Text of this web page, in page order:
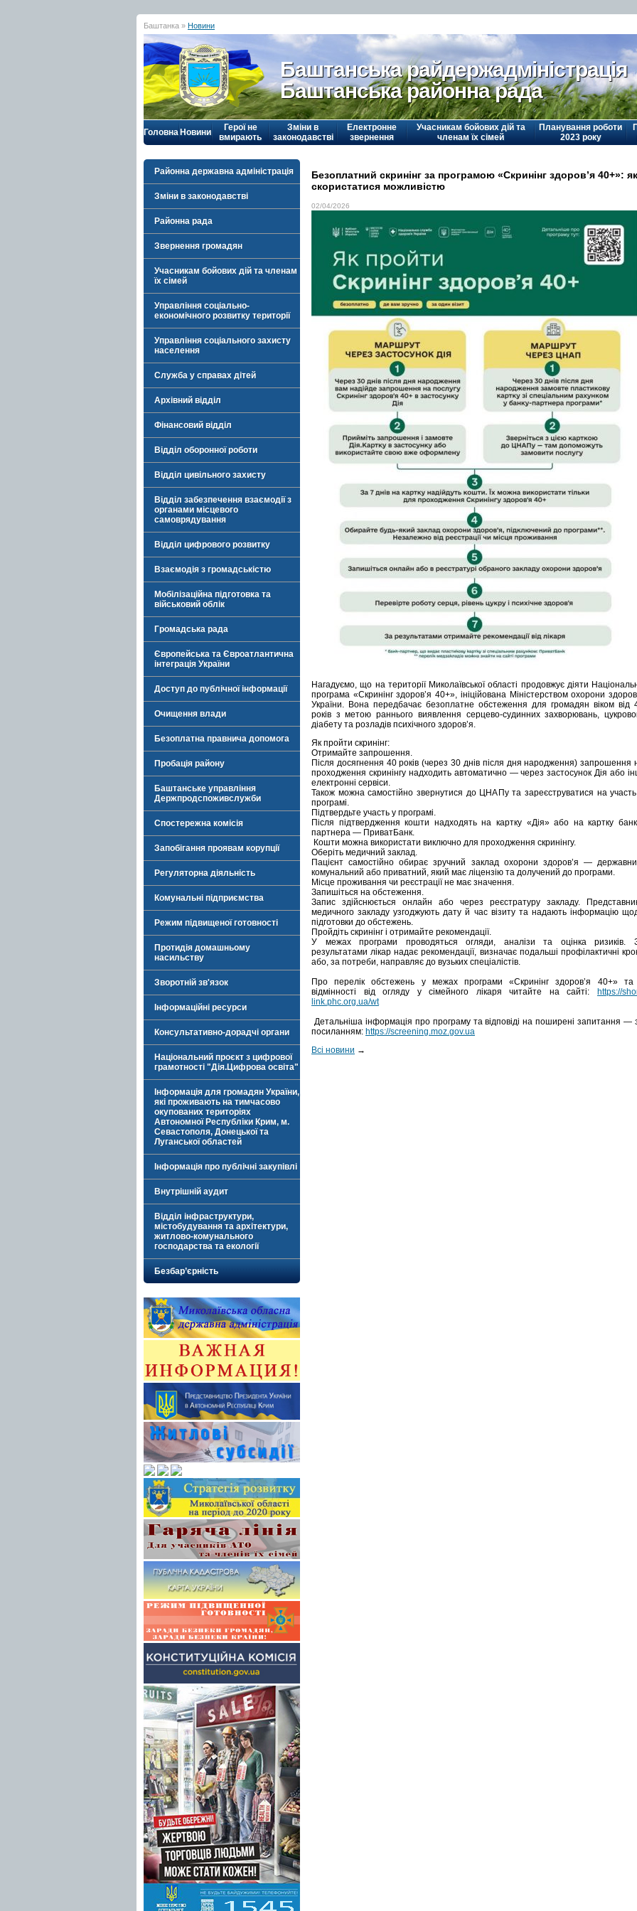
Баштанка » Новини
Баштанська райдержадміністрація
Баштанська районна рада
Головна Новини
Герої не
вмирають
Зміни в
законодавстві
Електронне
звернення
Учасникам бойових дій та
членам їх сімей
Планування роботи
2023 року
Районна державна адміністрація
Зміни в законодавстві
Районна рада
Звернення громадян
Учасникам бойових дій та членам
їх сімей
Управління соціально-
економічного розвитку території
Управління соціального захисту
населення
Служба у справах дітей
Архівний відділ
Фінансовий відділ
Відділ оборонної роботи
Відділ цивільного захисту
Відділ забезпечення взаємодії з
органами місцевого
самоврядування
Відділ цифрового розвитку
Взаємодія з громадськістю
Мобілізаційна підготовка та
військовий облік
Громадська рада
Європейська та Євроатлантична
інтеграція України
Доступ до публічної інформації
Очищення влади
Безоплатна правнича допомога
Пробація району
Баштанське управління
Держпродспоживслужби
Спостережна комісія
Запобігання проявам корупції
Регуляторна діяльність
Комунальні підприємства
Режим підвищеної готовності
Протидія домашньому
насильству
Зворотній зв'язок
Інформаційні ресурси
Консультативно-дорадчі органи
Національний проєкт з цифрової
грамотності "Дія.Цифрова освіта"
Інформація для громадян України,
які проживають на тимчасово
окупованих територіях
Автономної Республіки Крим, м.
Севастополя, Донецької та
Луганської областей
Інформація про публічні закупівлі
Внутрішній аудит
Відділ інфраструктури,
містобудування та архітектури,
житлово-комунального
господарства та екології
Безбар’єрність
Безоплатний скринінг за програмою «Скринінг здоров’я 40+»: як
скористатися можливістю
02/04/2026
Нагадуємо, що на території Миколаївської області продовжує діяти
програма «Скринінг здоров’я 40+», ініційована Міністерством охорони
України. Вона передбачає безоплатне обстеження для громадян віком від
років з метою раннього виявлення серцево-судинних захворювань,
діабету та розладів психічного здоров’я.
Як пройти скринінг:
Отримайте запрошення.
Після досягнення 40 років (через 30 днів після дня народження) запрошення
проходження скринінгу надходить автоматично — через застосунок Дія або
електронні сервіси.
Також можна самостійно звернутися до ЦНАПу та зареєструватися на
програмі.
Підтвердьте участь у програмі.
Після підтвердження кошти надходять на картку «Дія» або на картку
партнера — ПриватБанк.
Кошти можна використати виключно для проходження скринінгу.
Оберіть медичний заклад.
Пацієнт самостійно обирає зручний заклад охорони здоров’я —
комунальний або приватний, який має ліцензію та долучений до програми.
Місце проживання чи реєстрації не має значення.
Запишіться на обстеження.
Запис здійснюється онлайн або через реєстратуру закладу.
медичного закладу узгоджують дату й час візиту та надають інформацію
підготовки до обстежень.
Пройдіть скринінг і отримайте рекомендації.
У межах програми проводяться огляди, аналізи та оцінка ризиків.
результатами лікар надає рекомендації, визначає подальші профілактичні
або, за потреби, направляє до вузьких спеціалістів.
Про перелік обстежень у межах програми «Скринінг здоров’я 40+» та
відмінності від огляду у сімейного лікаря читайте на сайті: https://
link.phc.org.ua/wt
Детальніша інформація про програму та відповіді на поширені запитання —
посиланням: https://screening.moz.gov.ua
Всі новини →